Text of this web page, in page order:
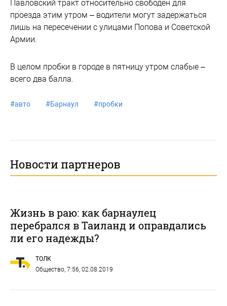
Павловский тракт относительно свободен для
проезда этим утром – водители могут задержаться
лишь на пересечении с улицами Попова и Советской
Армии.
В целом пробки в городе в пятницу утром слабые –
всего два балла.
#авто #Барнаул #пробки
Новости партнеров
Жизнь в раю: как барнаулец
перебрался в Таиланд и оправдались
ли его надежды?
ТОЛК
Общество, 7:56, 02.08.2019